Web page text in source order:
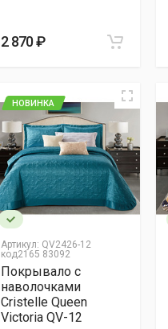
2 870 ₽
Артикул: QV2426-12
код2165 83092
НОВИНКА
Покрывало с
наволочками
Cristelle Queen
Victoria QV-12